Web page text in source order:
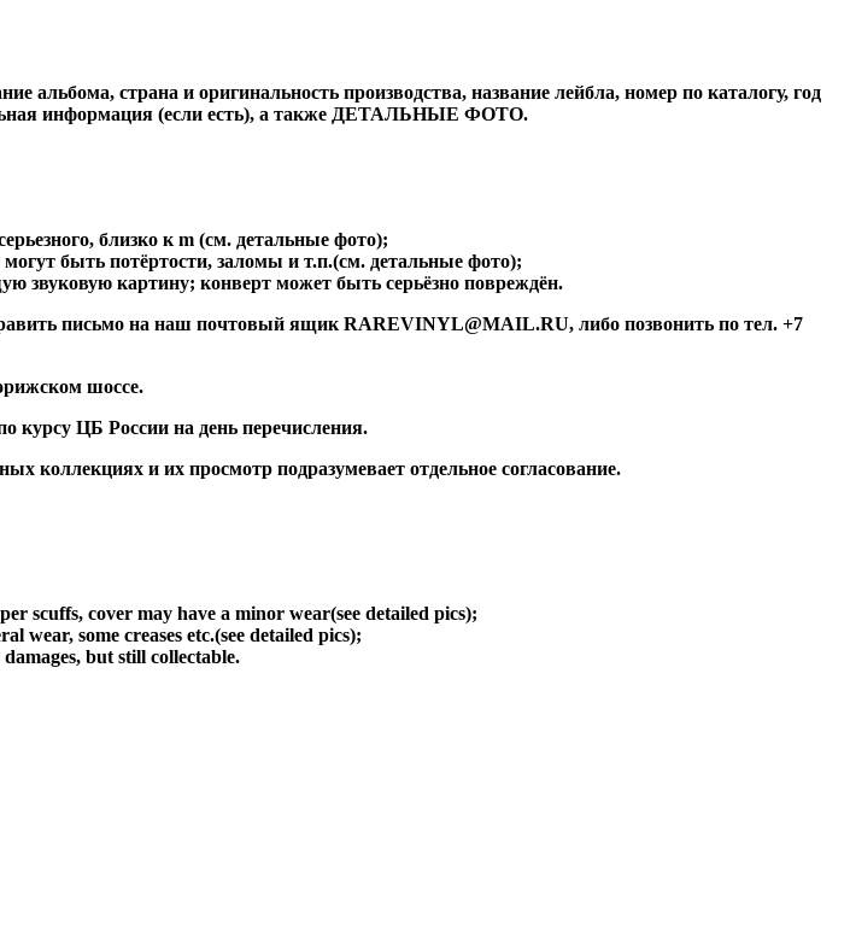
альбома, страна и оригинальность производства, название лейбла, номер по каталогу, год
информация (если есть), а также ДЕТАЛЬНЫЕ ФОТО.
близко к m (см. детальные фото);
быть потёртости, заломы и т.п.(см. детальные фото);
звуковую картину; конверт может быть серьёзно повреждён.
письмо на наш почтовый ящик RAREVINYL@MAIL.RU, либо позвонить по тел. +7
шоссе.
курсу ЦБ России на день перечисления.
и их просмотр подразумевает отдельное согласование.
scuffs, cover may have a minor wear(see detailed pics);
wear, some creases etc.(see detailed pics);
but still collectable.